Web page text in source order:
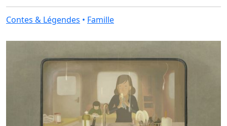
Contes & Légendes • Famille